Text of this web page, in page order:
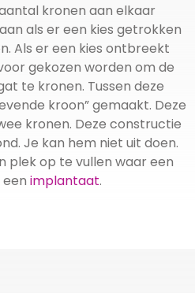
kronen aan elkaar
als er een kies getrokken
Als er een kies ontbreekt
gekozen worden om de
te kronen. Tussen deze
kroon” gemaakt. Deze
kronen. Deze constructie
Je kan hem niet uit doen.
plek op te vullen waar een
implantaat.